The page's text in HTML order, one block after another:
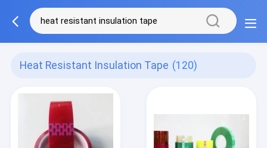
Heat Resistant Insulation Tape (120)